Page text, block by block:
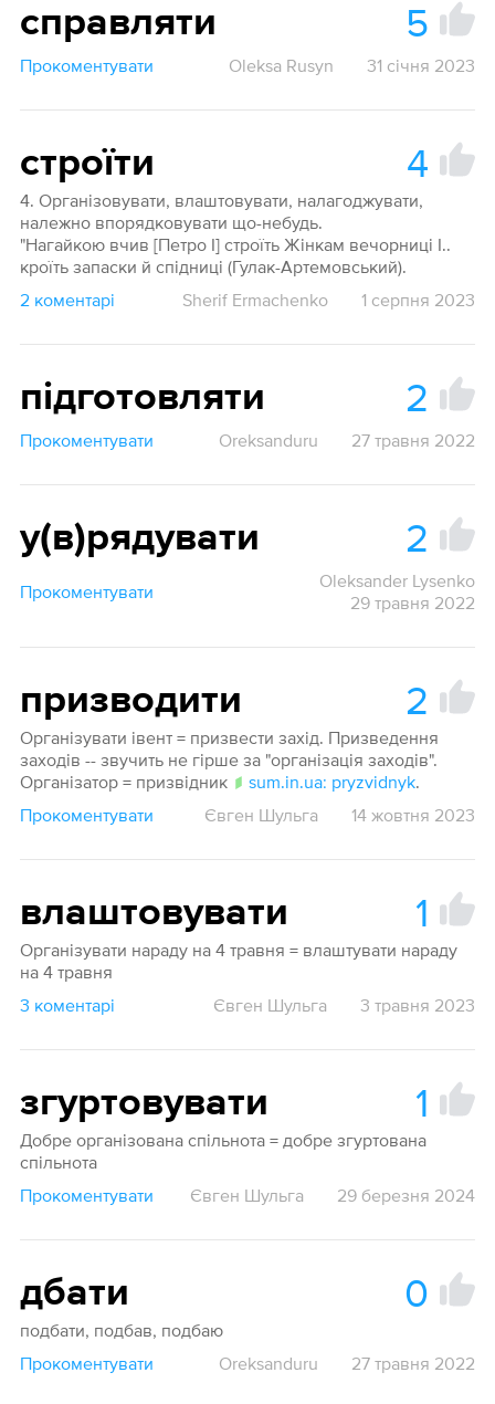
справляти 5
Прокоментувати Oleksa Rusyn 31 січня 2023
строїти 4
4. Організовувати, влаштовувати, налагоджувати,
належно впорядковувати що-небудь.
"Нагайкою вчив [Петро І] строїть Жінкам вечорниці І..
кроїть запаски й спідниці (Гулак-Артемовський).
2 коментарі
Sherif Ermachenko 1 серпня 2023
підготовляти 2
Прокоментувати Oreksanduru 27 травня 2022
у(в)рядувати 2
Прокоментувати
Oleksander Lysenko
29 травня 2022
призводити 2
Організувати івент = призвести захід. Призведення
заходів -- звучить не гірше за "організація заходів".
Організатор = призвідник
sum.in.ua: pryzvidnyk.
Прокоментувати
Євген Шульга 14 жовтня 2023
влаштовувати 1
Організувати нараду на 4 травня = влаштувати нараду
на 4 травня
3 коментарі
Євген Шульга 3 травня 2023
згуртовувати 1
Добре організована спільнота = добре згуртована
спільнота
Прокоментувати
Євген Шульга 29 березня 2024
дбати 0
подбати, подбав, подбаю
Прокоментувати
Oreksanduru 27 травня 2022